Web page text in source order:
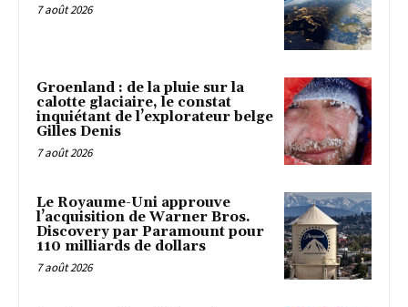
7 août 2026
Groenland : de la pluie sur la
calotte glaciaire, le constat
inquiétant de l’explorateur belge
Gilles Denis
7 août 2026
Le Royaume-Uni approuve
l’acquisition de Warner Bros.
Discovery par Paramount pour
110 milliards de dollars
7 août 2026